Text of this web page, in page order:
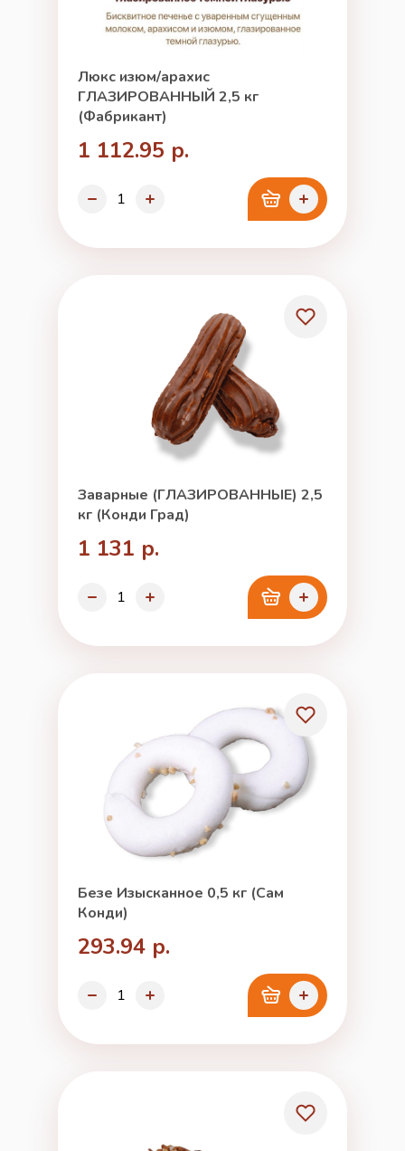
Люкс изюм/арахис
ГЛАЗИРОВАННЫЙ 2,5 кг
(Фабрикант)
1 112.95 р.
Заварные (ГЛАЗИРОВАННЫЕ) 2,5
кг (Конди Град)
1 131 р.
Безе Изысканное 0,5 кг (Сам
Конди)
293.94 р.